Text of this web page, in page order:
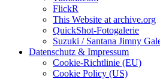
FlickR
This Website at archive.org
QuickShot-Fotogalerie
Suzuki / Santana Jimny
Datenschutz & Impressum
Cookie-Richtlinie (EU)
Cookie Policy (US)